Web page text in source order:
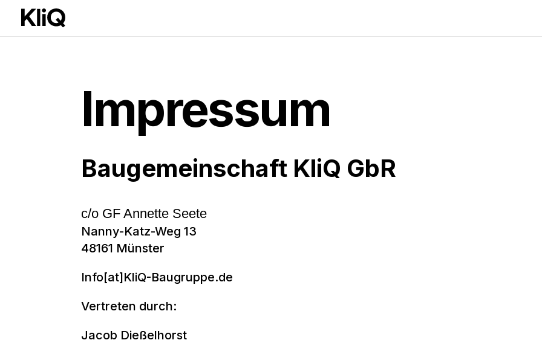
Impressum
Baugemeinschaft KliQ GbR
c/o GF Annette Seete
Nanny-Katz-Weg 13
48161 Münster
Info[at]KliQ-Baugruppe.de
Vertreten durch:
Jacob Dießelhorst